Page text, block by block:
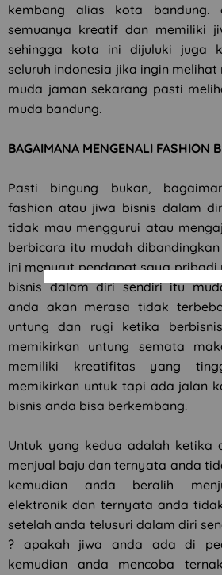
kembang alias kota bandung.
semuanya kreatif dan memiliki
sehingga kota ini dijuluki juga
seluruh indonesia jika ingin
muda jaman sekarang pasti
muda bandung.
BAGAIMANA MENGENALI FASHION
Pasti bingung bukan,
fashion atau jiwa bisnis dalam
tidak mau menggurui atau
berbicara itu mudah
ini menurut pendapat saya pribadi
bisnis dalam diri sendiri itu
anda akan merasa tidak
untung dan rugi ketika
memikirkan untung semata
memiliki kreatifitas yang
memikirkan untuk tapi ada jalan
bisnis anda bisa berkembang.
Untuk yang kedua adalah ketika
menjual baju dan ternyata anda
kemudian anda beralih
elektronik dan ternyata anda
setelah anda telusuri dalam diri
? apakah jiwa anda ada di
kemudian anda mencoba